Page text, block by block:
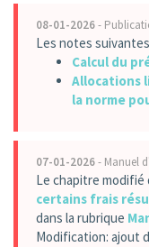
08-01-2026-
Les notes
Calcul du
Allocations
la norme
07-01-2026- Manuel
Le chapitre modifié
certains frais
dans la rubrique
Modification: ajout